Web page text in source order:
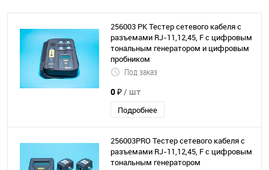
256003 PK Тестер сетевого кабеля с
разъемами RJ-11,12,45, F с цифровым
тональным генератором и цифровым
пробником
Под заказ
0 ₽/ шт
Подробнее
256003PRO Тестер сетевого кабеля с
разъемами RJ-11,12,45, F с цифровым
тональным генератором